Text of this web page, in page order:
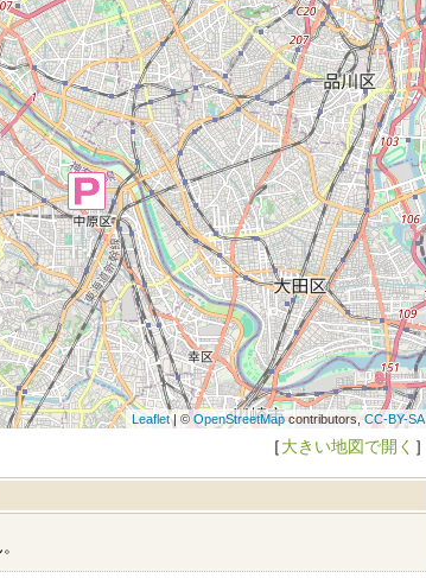
Leaflet| ©OpenStreetMapcontributors,CC-BY-SA
［大きい地図で開く ］